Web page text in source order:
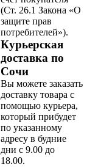
(Ст. 26.1 Закона «О
защите прав
потребителей»).
Курьерская
доставка по
Сочи
Вы можете заказать
доставку товара с
помощью курьера,
который прибудет
по указанному
адресу в будние
дни с 9.00 до
18.00.